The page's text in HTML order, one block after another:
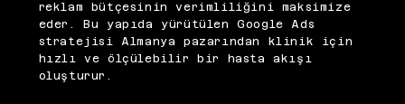
reklam bütçesinin verimliliğini maksimize
eder. Bu yapıda yürütülen Google Ads
stratejisi Almanya pazarından klinik için
hızlı ve ölçülebilir bir hasta akışı
oluşturur.